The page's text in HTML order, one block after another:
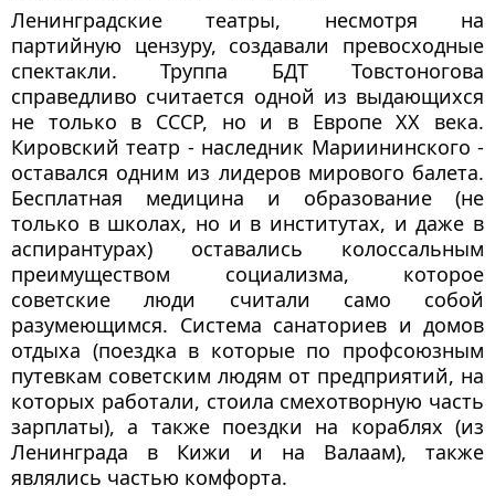
Ленинградские театры, несмотря на
партийную цензуру, создавали превосходные
спектакли. Труппа БДТ Товстоногова
справедливо считается одной из выдающихся
не только в СССР, но и в Европе XX века.
Кировский театр - наследник Мариининского -
оставался одним из лидеров мирового балета.
Бесплатная медицина и образование (не
только в школах, но и в институтах, и даже в
аспирантурах) оставались колоссальным
преимуществом социализма, которое
советские люди считали само собой
разумеющимся. Система санаториев и домов
отдыха (поездка в которые по профсоюзным
путевкам советским людям от предприятий, на
которых работали, стоила смехотворную часть
зарплаты), а также поездки на кораблях (из
Ленинграда в Кижи и на Валаам), также
являлись частью комфорта.